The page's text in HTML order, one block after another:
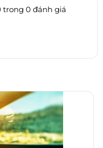
trong 0 đánh giá